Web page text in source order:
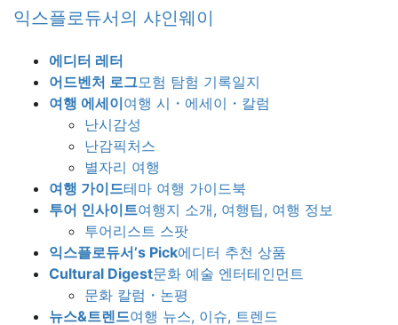
Skip
Skip
Navigation
익스플로듀서의 샤인웨이
에디터 레터
어드벤처 로그모험 탐험 기록일지
여행 에세이여행 시・에세이・칼럼
난시감성
난감픽처스
별자리 여행
여행 가이드테마 여행 가이드북
투어 인사이트여행지 소개, 여행팁, 여행 정보
투어리스트 스팟
익스플로듀서’s Pick에디터 추천 상품
Cultural Digest문화 예술 엔터테인먼트
문화 칼럼・논평
뉴스&트렌드여행 뉴스, 이슈, 트렌드